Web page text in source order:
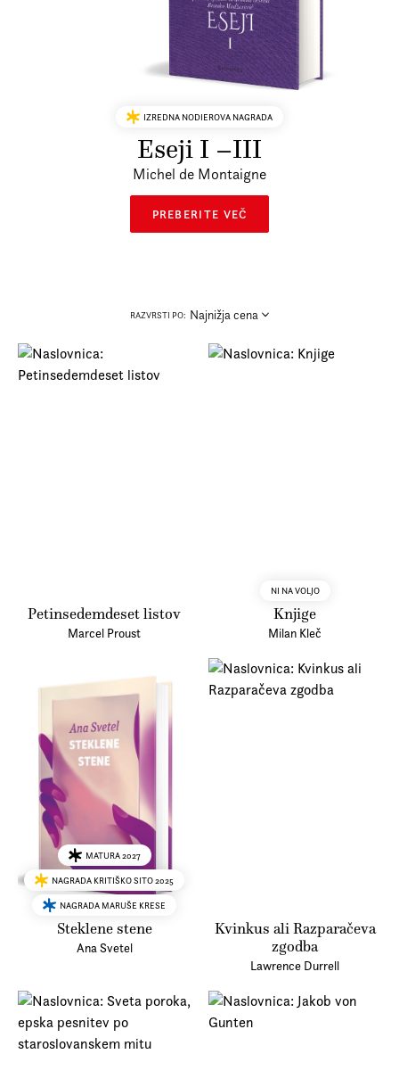
IZREDNA NODIEROVA NAGRADA
Eseji I –III
Michel de Montaigne
PREBERITE VEČ
RAZVRSTI PO: Najnižja cena
Petinsedemdeset listov
Marcel Proust
NI NA VOLJO
Knjige
Milan Kleč
MATURA 2027
NAGRADA KRITIŠKO SITO 2025
NAGRADA MARUŠE KRESE
Steklene stene
Ana Svetel
Kvinkus ali Razparačeva
zgodba
Lawrence Durrell